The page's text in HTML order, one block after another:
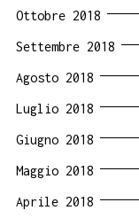
Ottobre 2018
Settembre 2018
Agosto 2018
Luglio 2018
Giugno 2018
Maggio 2018
Aprile 2018